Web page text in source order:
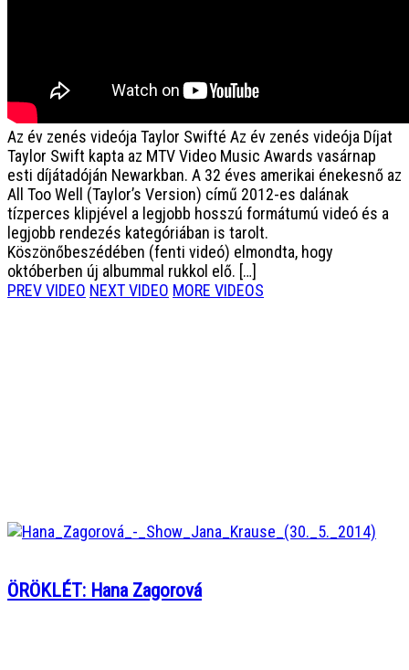
Az év zenés videója Taylor Swifté Az év zenés videója Díjat
Taylor Swift kapta az MTV Video Music Awards vasárnap
esti díjátadóján Newarkban. A 32 éves amerikai énekesnő az
All Too Well (Taylor’s Version) című 2012-es dalának
tízperces klipjével a legjobb hosszú formátumú videó és a
legjobb rendezés kategóriában is tarolt.
Köszönőbeszédében (fenti videó) elmondta, hogy
októberben új albummal rukkol elő. […]
PREV VIDEO NEXT VIDEO MORE VIDEOS
ÖRÖKLÉT: Hana Zagorová